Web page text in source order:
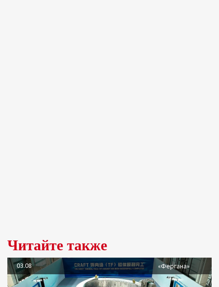
Читайте также
03.08 «Фергана»